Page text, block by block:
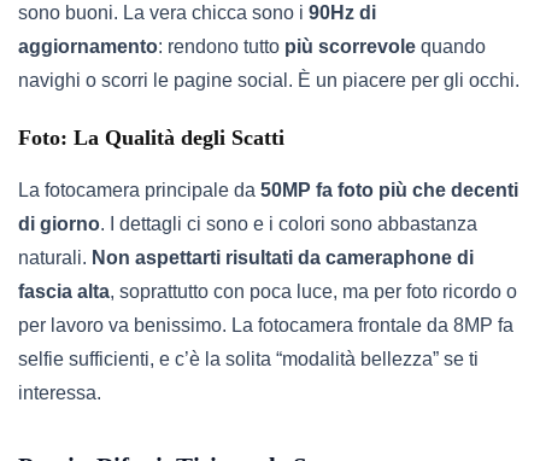
sono buoni. La vera chicca sono i 90Hz di
aggiornamento: rendono tutto più scorrevole quando
navighi o scorri le pagine social. È un piacere per gli occhi.
Foto: La Qualità degli Scatti
La fotocamera principale da 50MP fa foto più che decenti
di giorno. I dettagli ci sono e i colori sono abbastanza
naturali. Non aspettarti risultati da cameraphone di
fascia alta, soprattutto con poca luce, ma per foto ricordo o
per lavoro va benissimo. La fotocamera frontale da 8MP fa
selfie sufficienti, e c’è la solita “modalità bellezza” se ti
interessa.